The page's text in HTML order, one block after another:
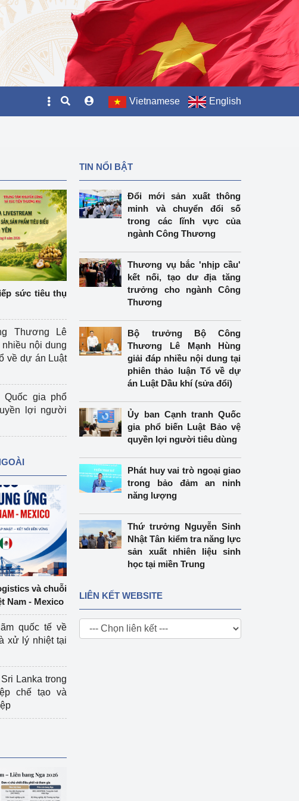
Vietnamese English
sức tiêu thụ
Thương Lê
nội dung
về dự án Luật
Quốc gia phổ
lợi người
và chuỗi
Nam - Mexico
quốc tế về
xử lý nhiệt tại
Lanka trong
chế tạo và
TIN NỔI BẬT
Đổi mới sản xuất thông
minh và chuyển đổi số
trong các lĩnh vực của
ngành Công Thương
Thương vụ bắc 'nhịp cầu'
kết nối, tạo dư địa tăng
trưởng cho ngành Công
Thương
Bộ trưởng Bộ Công
Thương Lê Mạnh Hùng
giải đáp nhiều nội dung tại
phiên thảo luận Tổ về dự
án Luật Dầu khí (sửa đổi)
Ủy ban Cạnh tranh Quốc
gia phổ biến Luật Bảo vệ
quyền lợi người tiêu dùng
Phát huy vai trò ngoại giao
trong bảo đảm an ninh
năng lượng
Thứ trưởng Nguyễn Sinh
Nhật Tân kiểm tra năng lực
sản xuất nhiên liệu sinh
học tại miền Trung
LIÊN KẾT WEBSITE